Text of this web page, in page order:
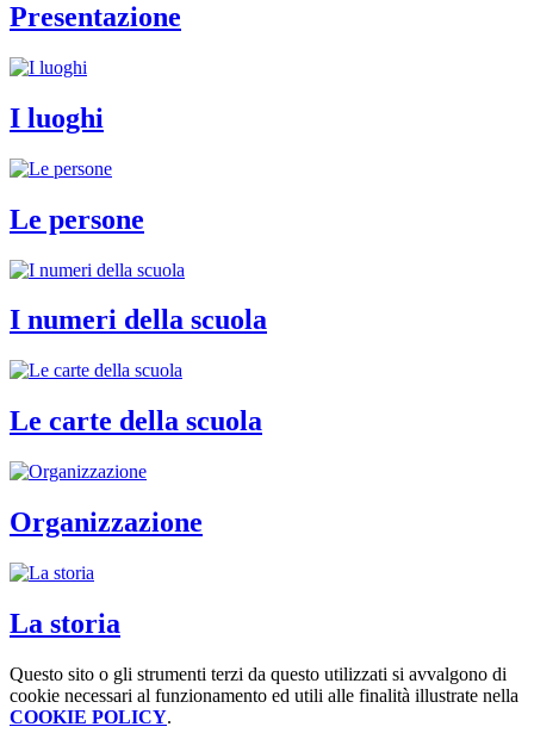
Presentazione
I luoghi
Le persone
I numeri della scuola
Le carte della scuola
Organizzazione
La storia
Questo sito o gli strumenti terzi da questo utilizzati si avvalgono di
cookie necessari al funzionamento ed utili alle finalità illustrate nella
COOKIE POLICY.